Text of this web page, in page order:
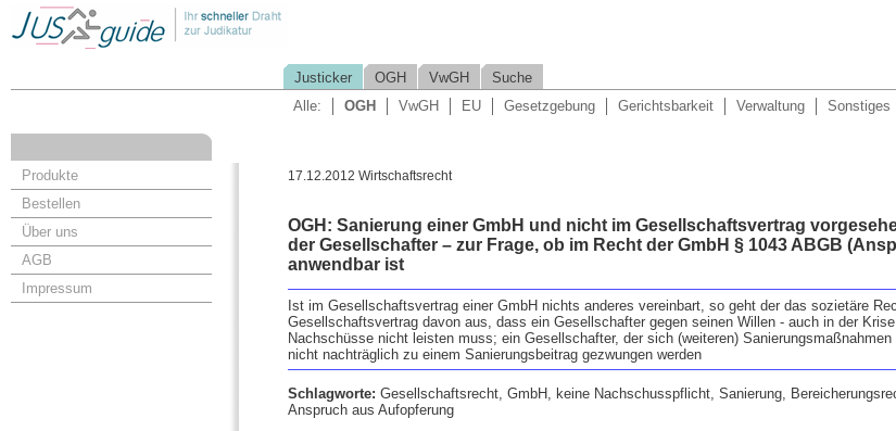
Justicker OGH VwGH
Suche
Alle:
OGH VwGH EU Gesetzgebung Gerichtsbarkeit Verwaltung Sonstiges
Produkte
Bestellen
Über uns
AGB
Impressum
17.12.2012 Wirtschaftsrecht
OGH: Sanierung einer GmbH und nicht im Gesellschaftsvertrag
der Gesellschafter – zur Frage, ob im Recht der GmbH § 1043 ABGB
anwendbar ist
Ist im Gesellschaftsvertrag einer GmbH nichts anderes vereinbart, so geht der das sozietäre
Gesellschaftsvertrag davon aus, dass ein Gesellschafter gegen seinen Willen - auch in der
Nachschüsse nicht leisten muss; ein Gesellschafter, der sich (weiteren)
nicht nachträglich zu einem Sanierungsbeitrag gezwungen werden
Schlagworte: Gesellschaftsrecht, GmbH, keine Nachschusspflicht, Sanierung,
Anspruch aus Aufopferung